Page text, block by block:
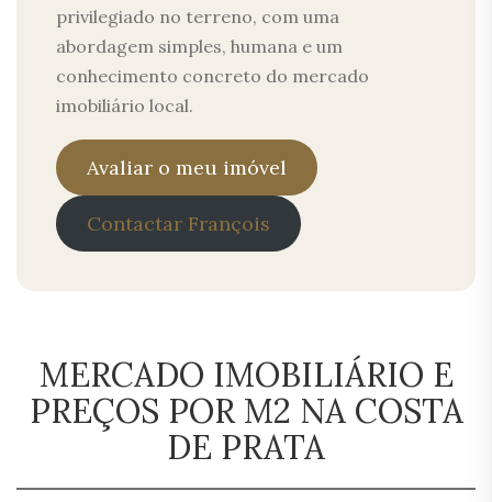
privilegiado no terreno, com uma
abordagem simples, humana e um
conhecimento concreto do mercado
imobiliário local.
Avaliar o meu imóvel
Contactar François
MERCADO IMOBILIÁRIO E
PREÇOS POR M2 NA COSTA
DE PRATA